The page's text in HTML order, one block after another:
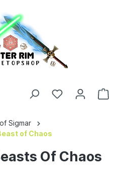
Sigmar
of Chaos
Of Chaos